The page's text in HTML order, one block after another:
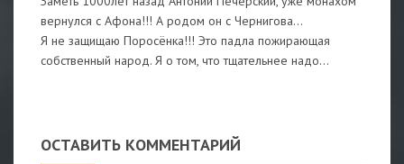
вернулся с Афона!!! А родом он с Чернигова...
Я не защищаю Поросёнка!!! Это падла пожирающая
собственный народ. Я о том, что тщательнее надо...
ОСТАВИТЬ КОММЕНТАРИЙ